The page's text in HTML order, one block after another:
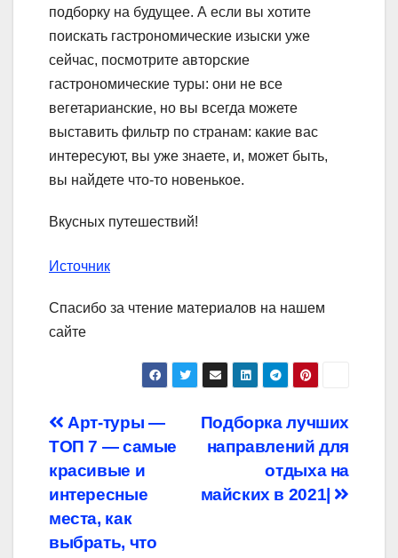
подборку на будущее. А если вы хотите
поискать гастрономические изыски уже
сейчас, посмотрите авторские
гастрономические туры: они не все
вегетарианские, но вы всегда можете
выставить фильтр по странам: какие вас
интересуют, вы уже знаете, и, может быть,
вы найдете что-то новенькое.
Вкусных путешествий!
Источник
Спасибо за чтение материалов на нашем
сайте
Навигация
по
записям
Подборка лучших
направлений для
отдыха на
майских в 2021|
Арт-туры —
ТОП 7 — самые
красивые и
интересные
места, как
выбрать, что